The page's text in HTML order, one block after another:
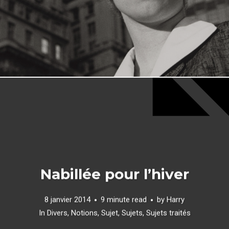
Nabillée pour l’hiver
8 janvier 2014 9 minute read by Harry
In Divers, Notions, Sujet, Sujets, Sujets traités